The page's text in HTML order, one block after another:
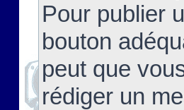
Pour publier
bouton
peut que
rédiger un